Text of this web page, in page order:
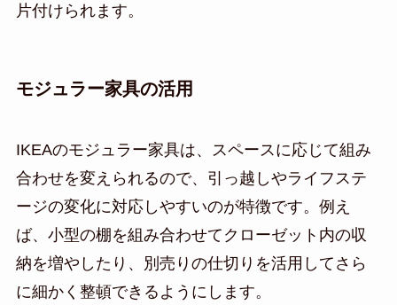
片付けられます。
モジュラー家具の活用
IKEAのモジュラー家具は、スペースに応じて組み
合わせを変えられるので、引っ越しやライフステ
ージの変化に対応しやすいのが特徴です。例え
ば、小型の棚を組み合わせてクローゼット内の収
納を増やしたり、別売りの仕切りを活用してさら
に細かく整頓できるようにします。